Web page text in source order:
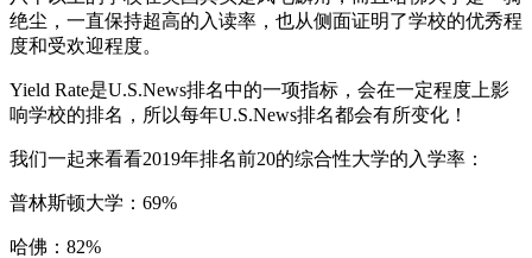
绝尘，一直保持超高的入读率，也从侧面证明了学校的优秀程
度和受欢迎程度。
Yield Rate是U.S.News排名中的一项指标，会在一定程度上影
响学校的排名，所以每年U.S.News排名都会有所变化！
我们一起来看看2019年排名前20的综合性大学的入学率：
普林斯顿大学：69%
哈佛：82%